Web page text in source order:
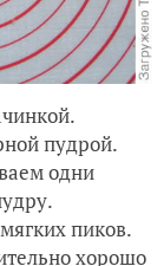
пудрой.
одни
пиков.
хорошо